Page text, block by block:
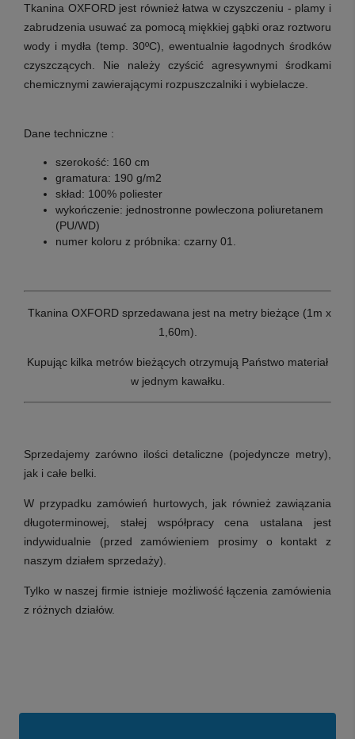
Tkanina OXFORD jest również łatwa w czyszczeniu - plamy i
zabrudzenia usuwać za pomocą miękkiej gąbki oraz roztworu
wody i mydła (temp. 30ºC), ewentualnie łagodnych środków
czyszczących. Nie należy czyścić agresywnymi środkami
chemicznymi zawierającymi rozpuszczalniki i wybielacze.
Dane techniczne :
szerokość: 160 cm
gramatura: 190 g/m2
skład: 100% poliester
wykończenie: jednostronne powleczona poliuretanem
(PU/WD)
numer koloru z próbnika: czarny 01.
Tkanina OXFORD sprzedawana jest na metry bieżące (1m x
1,60m).
Kupując kilka metrów bieżących otrzymują Państwo materiał
w jednym kawałku.
Sprzedajemy zarówno ilości detaliczne (pojedyncze metry),
jak i całe belki.
W przypadku zamówień hurtowych, jak również zawiązania
długoterminowej, stałej współpracy cena ustalana jest
indywidualnie (przed zamówieniem prosimy o kontakt z
naszym działem sprzedaży).
Tylko w naszej firmie istnieje możliwość łączenia zamówienia
z różnych działów.